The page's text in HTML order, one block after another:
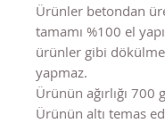
Ürünler betondan
tamamı %100 el
ürünler gibi
yapmaz.
Ürünün ağırlığı 700
Ürünün altı temas